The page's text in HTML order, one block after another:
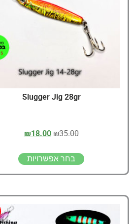
Slugger Jig 28gr
₪35.00
₪18.00
בחר אפשרויות